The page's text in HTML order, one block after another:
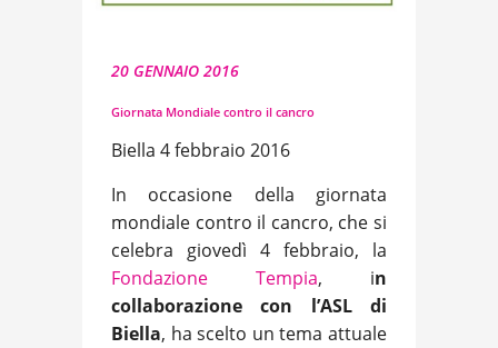
20 GENNAIO 2016
Giornata Mondiale contro il cancro
Biella 4 febbraio 2016
In occasione della giornata
mondiale contro il cancro, che si
celebra giovedì 4 febbraio, la
Fondazione Tempia, in
collaborazione con l’ASL di
Biella, ha scelto un tema attuale